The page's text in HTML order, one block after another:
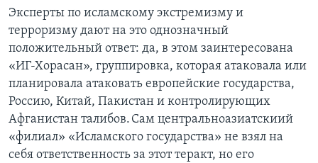
Эксперты по исламскому экстремизму и
терроризму дают на это однозначный
положительный ответ: да, в этом заинтересована
«ИГ-Хорасан», группировка, которая атаковала или
планировала атаковать европейские государства,
Россию, Китай, Пакистан и контролирующих
Афганистан талибов. Сам центральноазиатскиий
«филиал» «Исламского государства» не взял на
себя ответственность за этот теракт, но его